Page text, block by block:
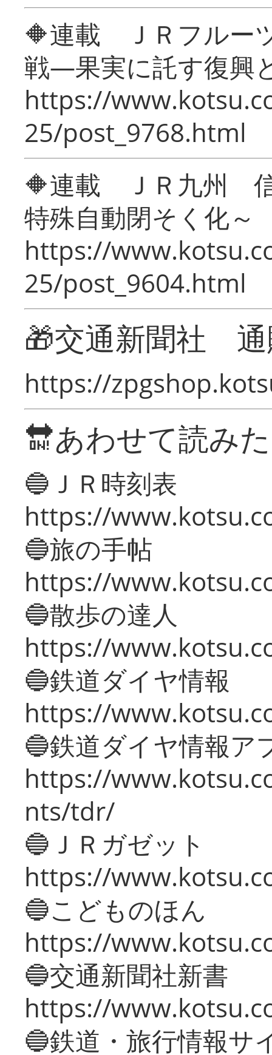
🔶連載 ＪＲフルー
戦―果実に託す復興
https://
25/post_9768.html
🔶連載 ＪＲ九州 信
特殊自動閉そく化～
https://
25/post_9604.html
🎁交通新聞社
https://
🔛あわせて読み
🔵ＪＲ時刻表
https://
🔵旅の手帖
https://
🔵散歩の達人
https://
🔵鉄道ダイヤ情報
https://
🔵鉄道ダイヤ情報ア
https://
nts/tdr/
🔵ＪＲガゼット
https://
🔵こどものほん
https://
🔵交通新聞社新書
https://
🔵鉄道・旅行情報サ